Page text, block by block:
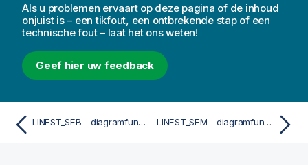
Als u problemen ervaart op deze pagina of de inhoud
onjuist is – een tikfout, een ontbrekende stap of een
technische fout – laat het ons weten!
Geef hier uw feedback
LINEST_SEB - diagramfunctie LINEST_SEM - diagramfunctie